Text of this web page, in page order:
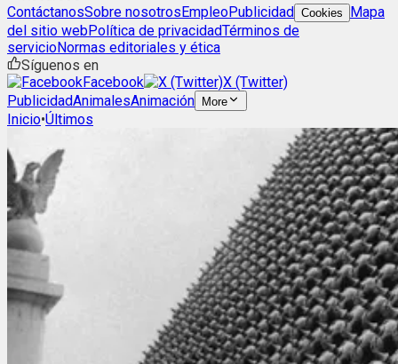
ContáctanosSobre nosotrosEmpleoPublicidad Cookies
Mapa
del sitio webPolítica de privacidadTérminos de
servicioNormas editoriales y ética
Síguenos en
Facebook
X (Twitter)
PublicidadAnimalesAnimación More
Inicio•Últimos